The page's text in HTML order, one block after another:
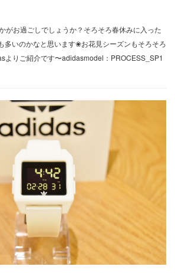
がお過ごしでしょうか？そろそろ春休みに入った
多いのかなと思います❀お花見シーズンもそろそろ
よりご紹介です〜adidasmodel：PROCESS_SP1